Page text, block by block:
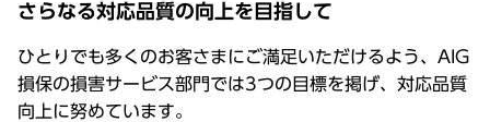
さらなる対応品質の向上を目指して
ひとりでも多くのお客さまにご満足いただけるよう、AIG
損保の損害サービス部門では3つの目標を掲げ、対応品質
向上に努めています。